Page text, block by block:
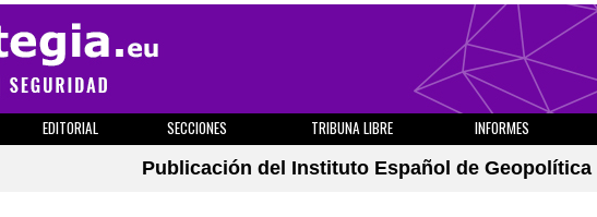
EDITORIAL SECCIONES TRIBUNA LIBRE INFORMES
Publicación del Instituto Español de Geopolítica